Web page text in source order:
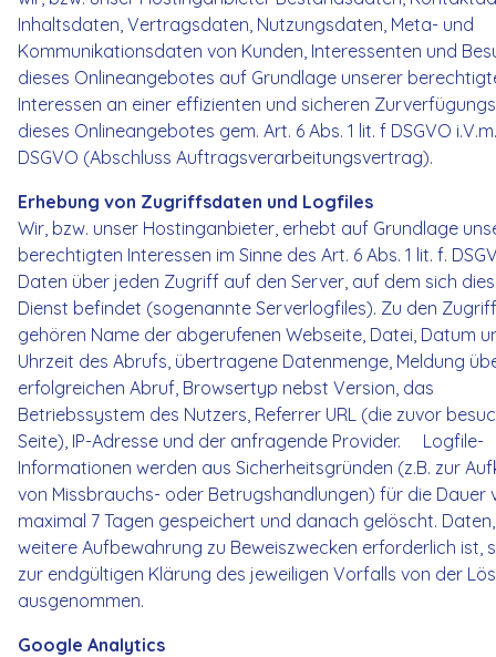
Inhaltsdaten, Vertragsdaten, Nutzungsdaten, Meta- und
Kommunikationsdaten von Kunden, Interessenten und
dieses Onlineangebotes auf Grundlage unserer
Interessen an einer effizienten und sicheren
dieses Onlineangebotes gem. Art. 6 Abs. 1 lit. f DSGVO
DSGVO (Abschluss Auftragsverarbeitungsvertrag).
Erhebung von Zugriffsdaten und Logfiles
Wir, bzw. unser Hostinganbieter, erhebt auf Grundlage
berechtigten Interessen im Sinne des Art. 6 Abs. 1 lit. f.
Daten über jeden Zugriff auf den Server, auf dem sich
Dienst befindet (sogenannte Serverlogfiles). Zu den
gehören Name der abgerufenen Webseite, Datei, Datum
Uhrzeit des Abrufs, übertragene Datenmenge, Meldung
erfolgreichen Abruf, Browsertyp nebst Version, das
Betriebssystem des Nutzers, Referrer URL (die zuvor
Seite), IP-Adresse und der anfragende Provider. Logfile-
Informationen werden aus Sicherheitsgründen (z.B. zur
von Missbrauchs- oder Betrugshandlungen) für die Dauer
maximal 7 Tagen gespeichert und danach gelöscht.
weitere Aufbewahrung zu Beweiszwecken erforderlich ist,
zur endgültigen Klärung des jeweiligen Vorfalls von der
ausgenommen.
Google Analytics